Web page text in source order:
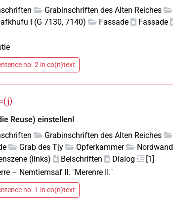
Grabinschriften des Alten Reiches
I (G 7130, 7140) Fassade Fassade
no. 2 in co(n)text
Reuse) einstellen!
Grabinschriften des Alten Reiches
Grab des Tjy Opferkammer Nordwand
(links) Beischriften Dialog
[1]
– Nemtiemsaf II. "Merenre II."
no. 1 in co(n)text